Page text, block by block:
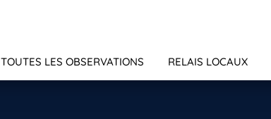
TOUTES LES OBSERVATIONS RELAIS LOCAUX